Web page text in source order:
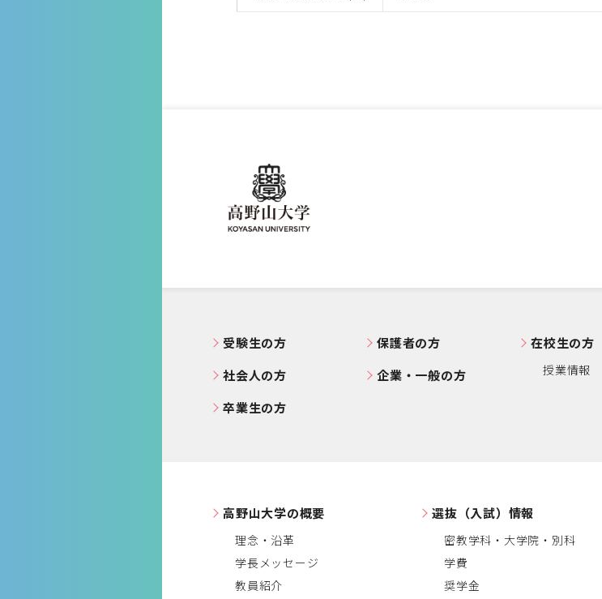
受験生の方
社会人の方
卒業生の方
保護者の方
企業・一般の方
在校生の方
授業情報
高野山大学の概要
理念・沿革
学長メッセージ
教員紹介
選抜（入試）情報
密教学科・大学院・別科
学費
奨学金